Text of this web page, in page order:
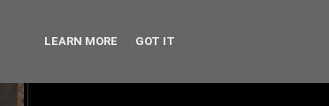
LEARN MORE GOT IT